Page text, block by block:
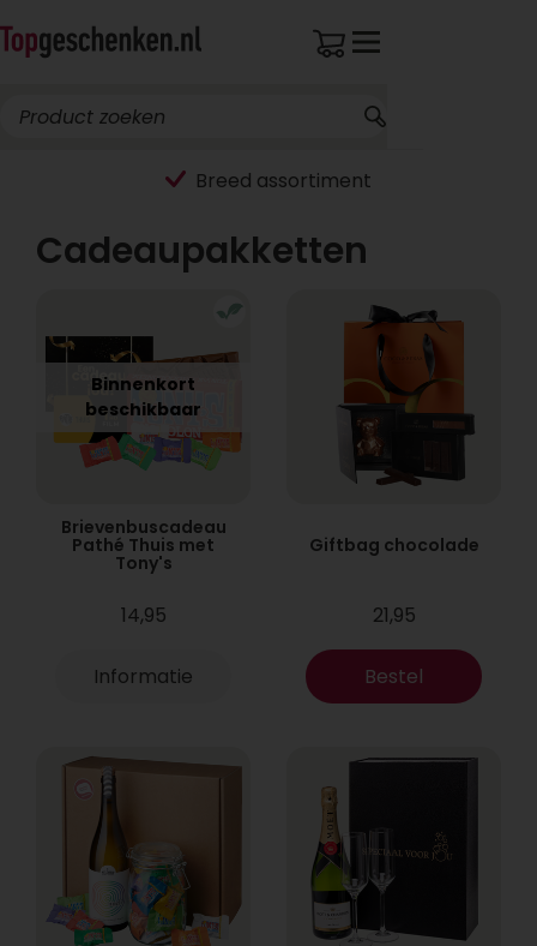
Breed assortiment
Cadeaupakketten
Binnenkort
beschikbaar
Brievenbuscadeau
Pathé Thuis met
Tony's
14,95
Informatie
Giftbag chocolade
21,95
Bestel